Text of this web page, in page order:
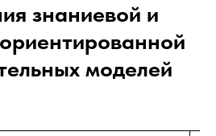
знаниевой и
моделей